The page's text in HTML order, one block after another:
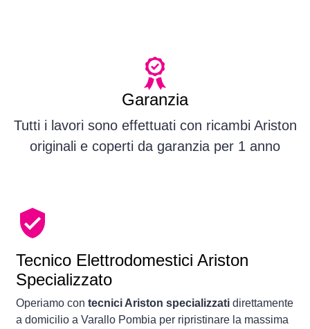
Garanzia
Tutti i lavori sono effettuati con ricambi Ariston
originali e coperti da garanzia per 1 anno
Tecnico Elettrodomestici Ariston
Specializzato
Operiamo con tecnici Ariston specializzati direttamente
a domicilio a Varallo Pombia per ripristinare la massima